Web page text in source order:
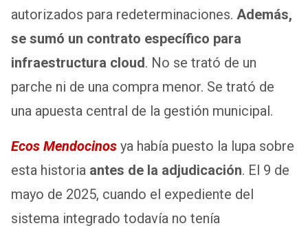
autorizados para redeterminaciones. Además,
se sumó un contrato específico para
infraestructura cloud. No se trató de un
parche ni de una compra menor. Se trató de
una apuesta central de la gestión municipal.
Ecos Mendocinos ya había puesto la lupa sobre
esta historia antes de la adjudicación. El 9 de
mayo de 2025, cuando el expediente del
sistema integrado todavía no tenía